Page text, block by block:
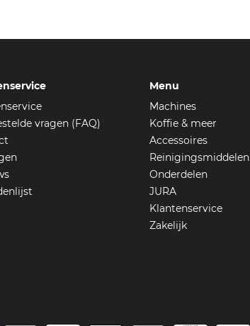
vragen (FAQ)
Menu
Machines
Koffie & meer
Accessoires
Reinigingsmiddelen
Onderdelen
JURA
Klantenservice
Zakelijk